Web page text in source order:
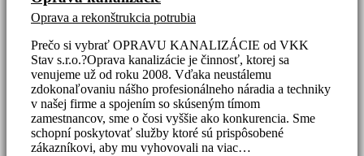
Oprava a rekonštrukcia potrubia
Prečo si vybrať OPRAVU KANALIZÁCIE od VKK
Stav s.r.o.?Oprava kanalizácie je činnosť, ktorej sa
venujeme už od roku 2008. Vďaka neustálemu
zdokonaľovaniu nášho profesionálneho náradia a techniky
v našej firme a spojením so skúseným tímom
zamestnancov, sme o čosi vyššie ako konkurencia. Sme
schopní poskytovať služby ktoré sú prispôsobené
zákazníkovi, aby mu vyhovovali na viac…